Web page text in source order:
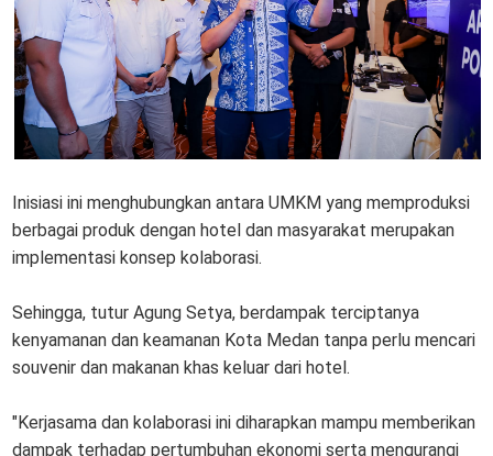
Inisiasi ini menghubungkan antara UMKM yang memproduksi
berbagai produk dengan hotel dan masyarakat merupakan
implementasi konsep kolaborasi.
Sehingga, tutur Agung Setya, berdampak terciptanya
kenyamanan dan keamanan Kota Medan tanpa perlu mencari
souvenir dan makanan khas keluar dari hotel.
"Kerjasama dan kolaborasi ini diharapkan mampu memberikan
dampak terhadap pertumbuhan ekonomi serta mengurangi